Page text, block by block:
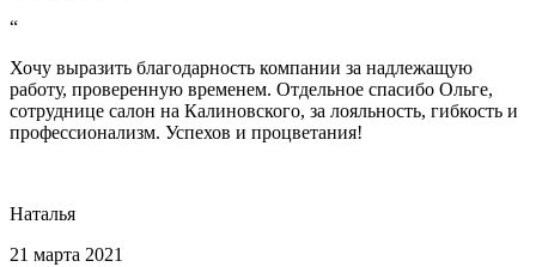
“
Хочу выразить благодарность компании за надлежащую
работу, проверенную временем. Отдельное спасибо Ольге,
сотруднице салон на Калиновского, за лояльность, гибкость и
профессионализм. Успехов и процветания!
Наталья
21 марта 2021